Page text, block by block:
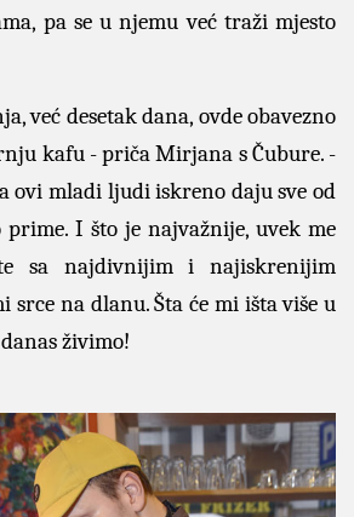
pa se u njemu već traži mjesto
već desetak dana, ovde obavezno
kafu - priča Mirjana s Čubure. -
ovi mladi ljudi iskreno daju sve od
prime. I što je najvažnije, uvek me
sa najdivnijim i najiskrenijim
srce na dlanu. Šta će mi išta više u
živimo!